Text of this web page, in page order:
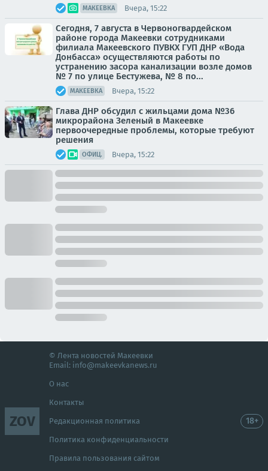
МАКЕЕВКА Вчера, 15:22
Сегодня, 7 августа в Червоногвардейском
районе города Макеевки сотрудниками
филиала Макеевского ПУВКХ ГУП ДНР «Вода
Донбасса» осуществляются работы по
устранению засора канализации возле домов
№ 7 по улице Бестужева, № 8 по...
МАКЕЕВКА Вчера, 15:22
Глава ДНР обсудил с жильцами дома №36
микрорайона Зеленый в Макеевке
первоочередные проблемы, которые требуют
решения
ОФИЦ. Вчера, 15:22
ZOV
© Лента новостей Макеевки
Email: info@makeevkanews.ru
О нас
Контакты
Редакционная политика
Политика конфиденциальности
Правила пользования сайтом
18+